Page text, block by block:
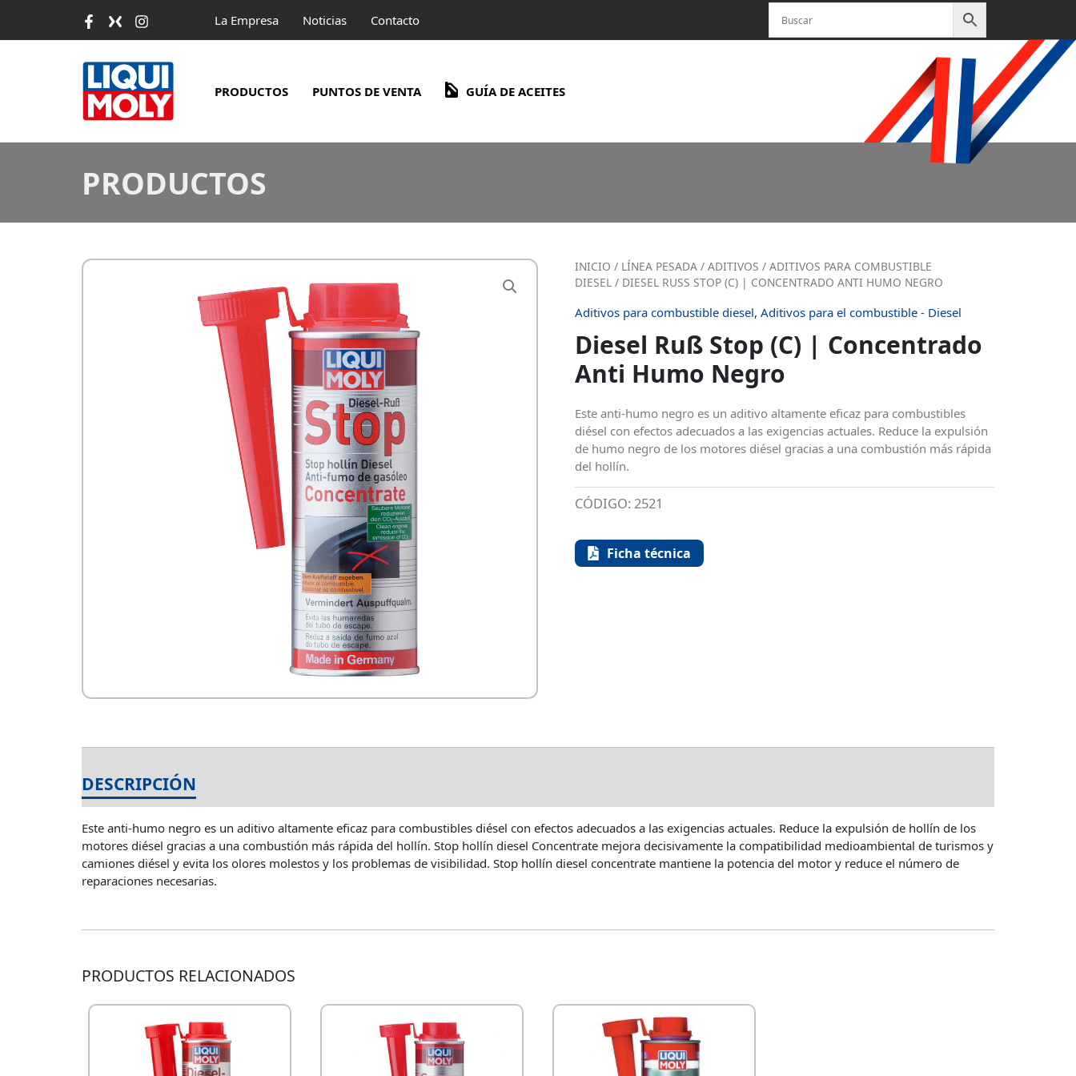
contenido
La Empresa Noticias Contacto
PRODUCTOS PUNTOS DE VENTA GUÍA DE ACEITES
PRODUCTOS
INICIO / LÍNEA PESADA/ ADITIVOS / ADITIVOS PARA COMBUSTIBLE
DIESEL/ DIESEL RUSS STOP (C) | CONCENTRADO ANTI HUMO NEGRO
Aditivos para combustible diesel, Aditivos para el combustible - Diesel
Diesel Ruß Stop (C) | Concentrado
Anti Humo Negro
Este anti-humo negro es un aditivo altamente eficaz para combustibles
diésel con efectos adecuados a las exigencias actuales. Reduce la expulsión
de humo negro de los motores diésel gracias a una combustión más rápida
del hollín.
CÓDIGO: 2521
Ficha técnica
DESCRIPCIÓN
Este anti-humo negro es un aditivo altamente eficaz para combustibles diésel con efectos adecuados a las exigencias actuales. Reduce la expulsión de hollín de los
motores diésel gracias a una combustión más rápida del hollín. Stop hollín diesel Concentrate mejora decisivamente la compatibilidad medioambiental de turismos y
camiones diésel y evita los olores molestos y los problemas de visibilidad. Stop hollín diesel concentrate mantiene la potencia del motor y reduce el número de
reparaciones necesarias.
PRODUCTOS RELACIONADOS